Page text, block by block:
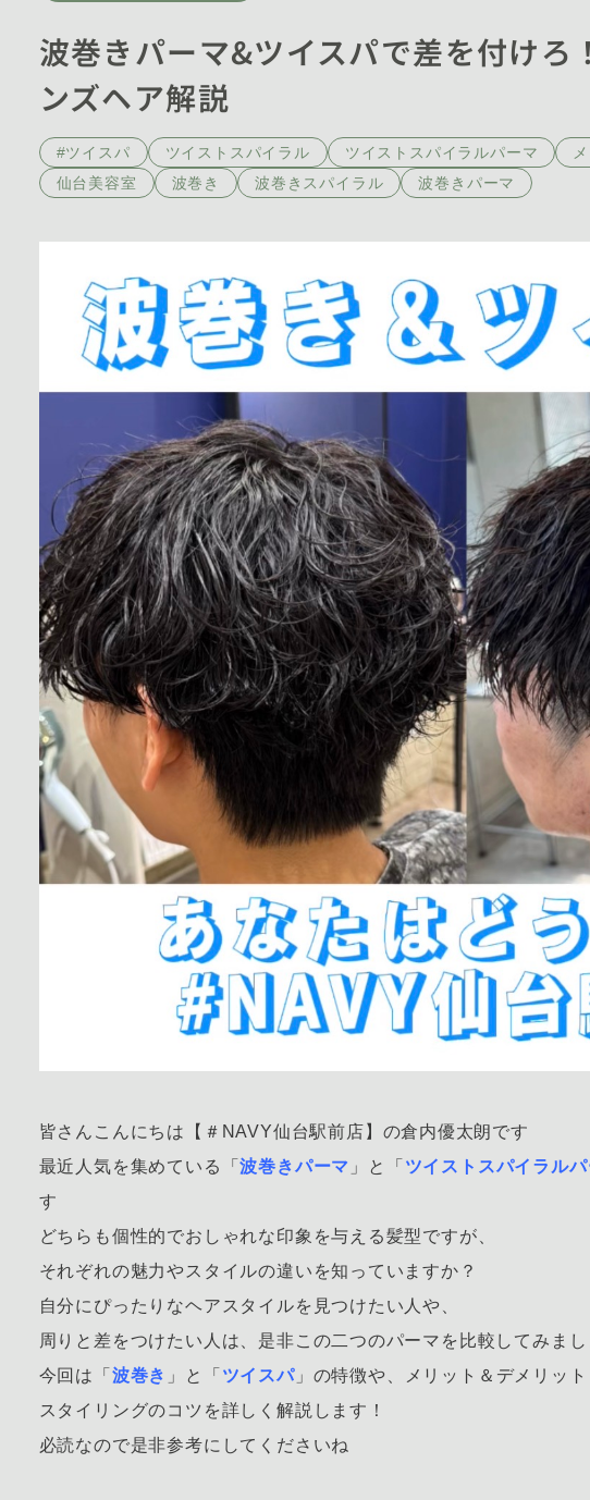
波巻きパーマ&ツイスパで差を付けろ
ンズヘア解説
#ツイスパ ツイストスパイラル ツイストスパイラルパーマ
仙台美容室
波巻き 波巻きスパイラル 波巻きパーマ
皆さんこんにちは【＃NAVY仙台駅前店】の倉内優太朗です
最近人気を集めている「波巻きパーマ 」と「 ツイストスパイラルパ
す
どちらも個性的でおしゃれな印象を与える髪型ですが、
それぞれの魅力やスタイルの違いを知っていますか？
自分にぴったりなヘアスタイルを見つけたい人や、
周りと差をつけたい人は、是非この二つのパーマを比較してみまし
今回は「 波巻き 」と「 ツイスパ」の特徴や、メリット＆デメリット
スタイリングのコツを詳しく解説します！
必読なので是非参考にしてくださいね